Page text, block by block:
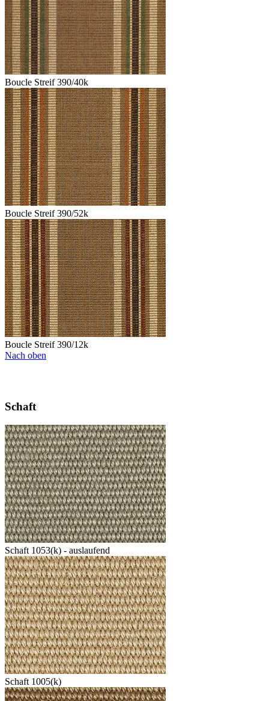
Boucle Streif 390/40k
Boucle Streif 390/52k
Boucle Streif 390/12k
Nach oben
Schaft
Schaft 1053(k) - auslaufend
Schaft 1005(k)